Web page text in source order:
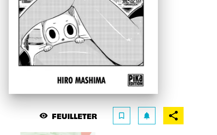
visibility FEUILLETER bookmark_border notifications